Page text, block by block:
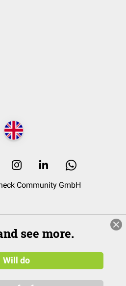
Community GmbH
see more.
Will do